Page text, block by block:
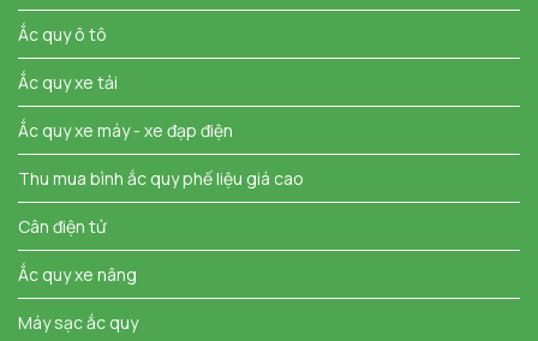
Ắc quy ô tô
Ắc quy xe tải
Ắc quy xe máy - xe đạp điện
Thu mua bình ắc quy phế liệu giá cao
Cân điện tử
Ắc quy xe nâng
Máy sạc ắc quy